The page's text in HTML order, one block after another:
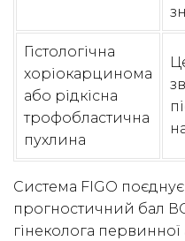
Гістологічна
хоріокарцинома
або рідкісна
трофобластична
пухлина
Система FIGO поєднує
прогностичний бал
гінеколога